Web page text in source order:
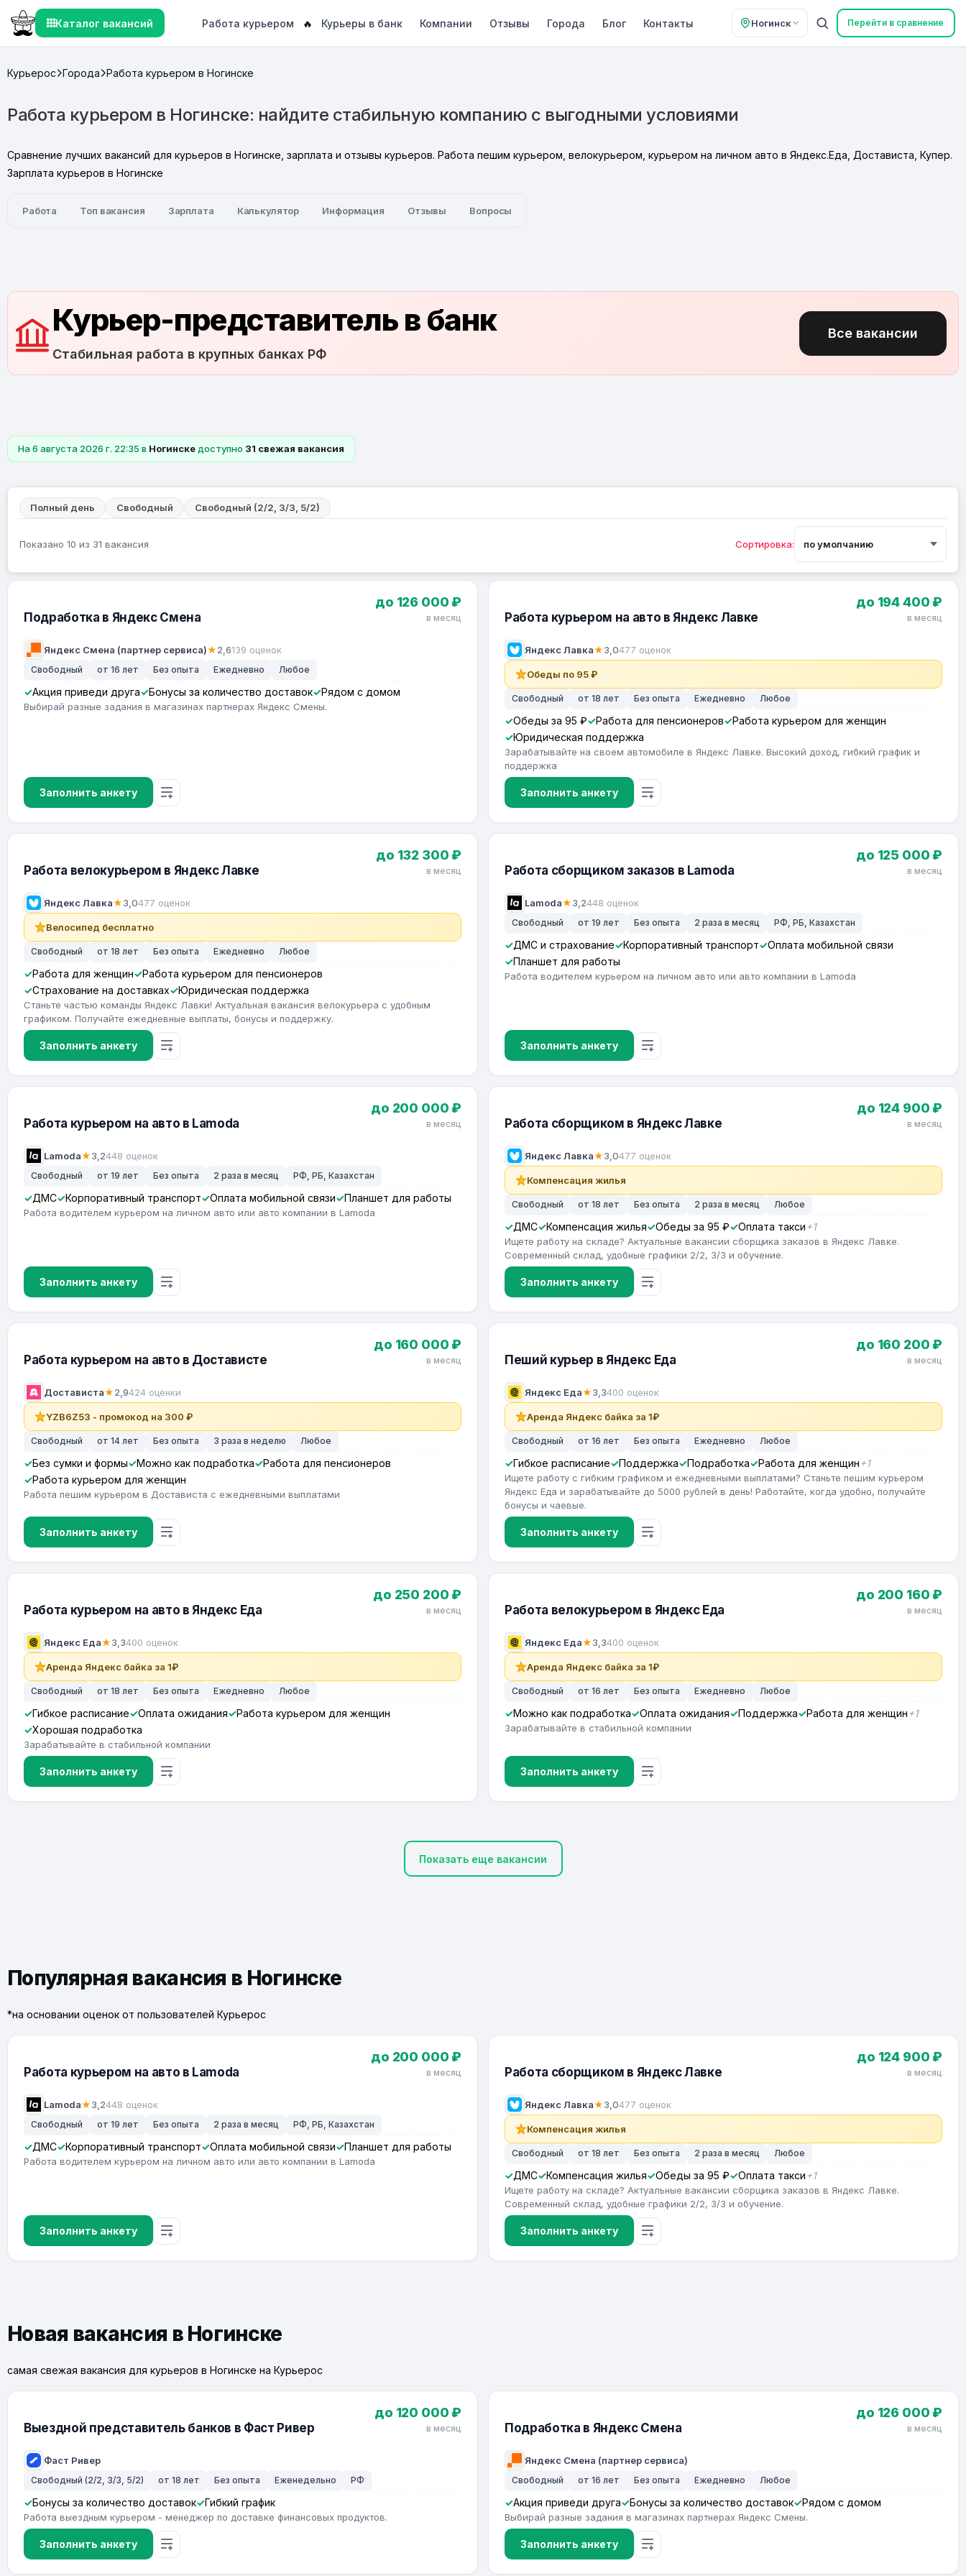
Каталог вакансий Работа курьером 🔥 Курьеры в банк Компании Отзывы Города Блог Контакты Ногинск Перейти в сравнение
Курьерос Города Работа курьером в Ногинске
Работа курьером в Ногинске: найдите стабильную компанию с выгодными условиями
Сравнение лучших вакансий для курьеров в Ногинске, зарплата и отзывы курьеров. Работа пешим курьером, велокурьером, курьером на личном авто в Яндекс.Еда, Достависта, Купер.
Зарплата курьеров в Ногинске
Работа Топ вакансия Зарплата Калькулятор Информация Отзывы Вопросы
Курьер-представитель в банк
Стабильная работа в крупных банках РФ
Все вакансии
На 6 августа 2026 г. 22:35 в Ногинске доступно 31 свежая вакансия
Полный день Свободный Свободный (2/2, 3/3, 5/2)
Показано 10 из 31 вакансия Сортировка:
Подработка в Яндекс Смена
Яндекс Смена (партнер сервиса)★2,6139 оценок
до 126 000 ₽
в месяц
Свободный от 16 лет Без опыта Ежедневно Любое
Акция приведи друга Бонусы за количество доставок Рядом с домом
Выбирай разные задания в магазинах партнерах Яндекс Смены.
Заполнить анкету
Работа курьером на авто в Яндекс Лавке
Яндекс Лавка★3,0477 оценок
до 194 400 ₽
в месяц
Обеды по 95 ₽
Свободный от 18 лет Без опыта Ежедневно Любое
Обеды за 95 ₽ Работа для пенсионеров
Работа курьером для женщин
Юридическая поддержка
Зарабатывайте на своем автомобиле в Яндекс Лавке. Высокий доход, гибкий график и
поддержка
Заполнить анкету
Работа велокурьером в Яндекс Лавке
Яндекс Лавка★3,0477 оценок
до 132 300 ₽
в месяц
Велосипед бесплатно
Свободный от 18 лет Без опыта Ежедневно Любое
Работа для женщин
Работа курьером для пенсионеров
Страхование на доставках
Юридическая поддержка
Станьте частью команды Яндекс Лавки! Актуальная вакансия велокурьера с удобным
графиком. Получайте ежедневные выплаты, бонусы и поддержку.
Заполнить анкету
Работа сборщиком заказов в Lamoda
Lamoda★3,2448 оценок
до 125 000 ₽
в месяц
Свободный от 19 лет Без опыта 2 раза в месяц РФ, РБ, Казахстан
ДМС и страхование Корпоративный транспорт
Оплата мобильной связи
Планшет для работы
Работа водителем курьером на личном авто или авто компании в Lamoda
Заполнить анкету
Работа курьером на авто в Lamoda
Lamoda★3,2448 оценок
до 200 000 ₽
в месяц
Свободный от 19 лет Без опыта 2 раза в месяц РФ, РБ, Казахстан
ДМС Корпоративный транспорт Оплата мобильной связи Планшет для работы
Работа водителем курьером на личном авто или авто компании в Lamoda
Заполнить анкету
Работа сборщиком в Яндекс Лавке
Яндекс Лавка★3,0477 оценок
до 124 900 ₽
в месяц
Компенсация жилья
Свободный от 18 лет Без опыта 2 раза в месяц Любое
ДМС Компенсация жилья Обеды за 95 ₽ Оплата такси +1
Ищете работу на складе? Актуальные вакансии сборщика заказов в Яндекс Лавке.
Современный склад, удобные графики 2/2, 3/3 и обучение.
Заполнить анкету
Работа курьером на авто в Достависте
Достависта★2,9424 оценки
до 160 000 ₽
в месяц
YZB6Z53 - промокод на 300 ₽
Свободный от 14 лет Без опыта 3 раза в неделю Любое
Без сумки и формы Можно как подработка
Работа для пенсионеров
Работа курьером для женщин
Работа пешим курьером в Достависта с ежедневными выплатами
Заполнить анкету
Пеший курьер в Яндекс Еда
Яндекс Еда★3,3400 оценок
до 160 200 ₽
в месяц
Аренда Яндекс байка за 1₽
Свободный от 16 лет Без опыта Ежедневно Любое
Гибкое расписание Поддержка Подработка Работа для женщин +1
Ищете работу с гибким графиком и ежедневными выплатами? Станьте пешим курьером
Яндекс Еда и зарабатывайте до 5000 рублей в день! Работайте, когда удобно, получайте
бонусы и чаевые.
Заполнить анкету
Работа курьером на авто в Яндекс Еда
Яндекс Еда★3,3400 оценок
до 250 200 ₽
в месяц
Аренда Яндекс байка за 1₽
Свободный от 18 лет Без опыта Ежедневно Любое
Гибкое расписание Оплата ожидания
Работа курьером для женщин
Хорошая подработка
Зарабатывайте в стабильной компании
Заполнить анкету
Работа велокурьером в Яндекс Еда
Яндекс Еда★3,3400 оценок
до 200 160 ₽
в месяц
Аренда Яндекс байка за 1₽
Свободный от 16 лет Без опыта Ежедневно Любое
Можно как подработка Оплата ожидания Поддержка Работа для женщин +1
Зарабатывайте в стабильной компании
Заполнить анкету
Показать еще вакансии
Популярная вакансия в Ногинске
*на основании оценок от пользователей Курьерос
Работа курьером на авто в Lamoda
Lamoda★3,2448 оценок
до 200 000 ₽
в месяц
Свободный от 19 лет Без опыта 2 раза в месяц РФ, РБ, Казахстан
ДМС Корпоративный транспорт Оплата мобильной связи Планшет для работы
Работа водителем курьером на личном авто или авто компании в Lamoda
Заполнить анкету
Работа сборщиком в Яндекс Лавке
Яндекс Лавка★3,0477 оценок
до 124 900 ₽
в месяц
Компенсация жилья
Свободный от 18 лет Без опыта 2 раза в месяц Любое
ДМС Компенсация жилья Обеды за 95 ₽ Оплата такси +1
Ищете работу на складе? Актуальные вакансии сборщика заказов в Яндекс Лавке.
Современный склад, удобные графики 2/2, 3/3 и обучение.
Заполнить анкету
Новая вакансия в Ногинске
самая свежая вакансия для курьеров в Ногинске на Курьерос
Выездной представитель банков в Фаст Ривер
Фаст Ривер
до 120 000 ₽
в месяц
Свободный (2/2, 3/3, 5/2) от 18 лет Без опыта Еженедельно РФ
Бонусы за количество доставок Гибкий график
Работа выездным курьером - менеджер по доставке финансовых продуктов.
Заполнить анкету
Подработка в Яндекс Смена
Яндекс Смена (партнер сервиса)
до 126 000 ₽
в месяц
Свободный от 16 лет Без опыта Ежедневно Любое
Акция приведи друга Бонусы за количество доставок Рядом с домом
Выбирай разные задания в магазинах партнерах Яндекс Смены.
Заполнить анкету